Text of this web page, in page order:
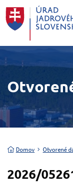
Domov Otvorené
2026/